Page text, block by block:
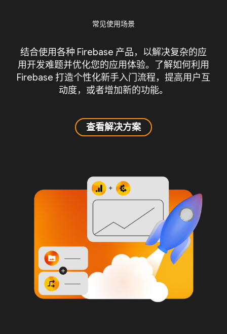
常见使用场景
结合使用各种 Firebase 产品，以解决复杂的应
用开发难题并优化您的应用体验。了解如何利用
Firebase 打造个性化新手入门流程，提高用户互
动度，或者增加新的功能。
查看解决方案